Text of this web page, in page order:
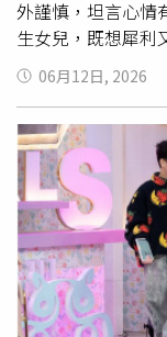
傷，震驚全美。
外謹慎，坦言心情
生女兒，既想犀利
什麼禁忌話題？
意問啊！」讓小S
Elly 則冷靜回擊，
深知媽媽主持風格
竟然比訪問演員還
東森提供）除了主
之曝光。Elly 爆料
會固定坐在同個位
吧！」。接著Elly
明明只有兩盒衛生
我需要衛生紙時
06月12日, 2026